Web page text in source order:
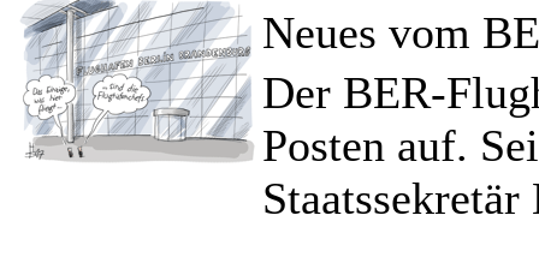
Neues vom
Der BER-
Posten auf.